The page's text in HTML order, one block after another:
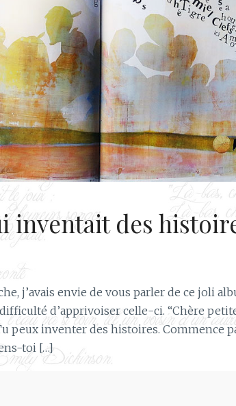
inventait des
j’avais envie de vous parler de ce joli
d’apprivoiser celle-ci. “Chère
peux inventer des histoires. Commence
toi […]